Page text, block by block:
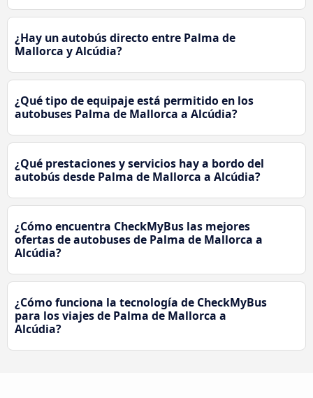
¿Hay un autobús directo entre Palma de
Mallorca y Alcúdia?
¿Qué tipo de equipaje está permitido en los
autobuses Palma de Mallorca a Alcúdia?
¿Qué prestaciones y servicios hay a bordo del
autobús desde Palma de Mallorca a Alcúdia?
¿Cómo encuentra CheckMyBus las mejores
ofertas de autobuses de Palma de Mallorca a
Alcúdia?
¿Cómo funciona la tecnología de CheckMyBus
para los viajes de Palma de Mallorca a
Alcúdia?